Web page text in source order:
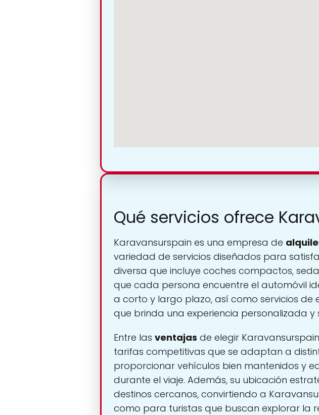
Qué servicios ofrece
Karavansurspain es una empresa de
variedad de servicios diseñados para
diversa que incluye coches compactos,
que cada persona encuentre el automóvil
a corto y largo plazo, así como servicios de
que brinda una experiencia personalizada y
Entre las ventajas de elegir
tarifas competitivas que se adaptan a
proporcionar vehículos bien mantenidos y
durante el viaje. Además, su ubicación
destinos cercanos, convirtiendo a
como para turistas que buscan explorar la